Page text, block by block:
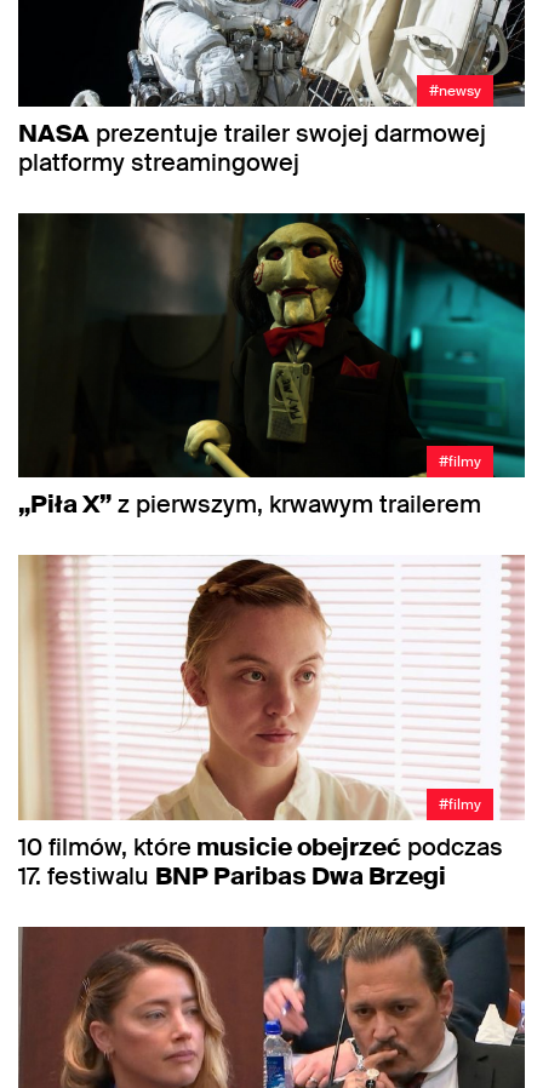
#newsy
NASA prezentuje trailer swojej darmowej
platformy streamingowej
#filmy
„Piła X”z pierwszym, krwawym trailerem
#filmy
10 filmów, które musicie obejrzeć podczas
17. festiwalu BNP Paribas Dwa Brzegi